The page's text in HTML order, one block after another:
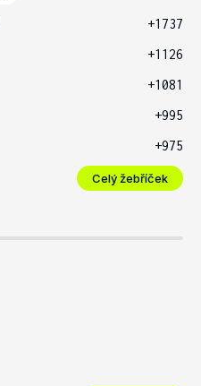
+1737
+1126
+1081
+995
+975
Celý žebříček